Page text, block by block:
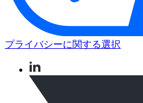
プライバシーに関する選択